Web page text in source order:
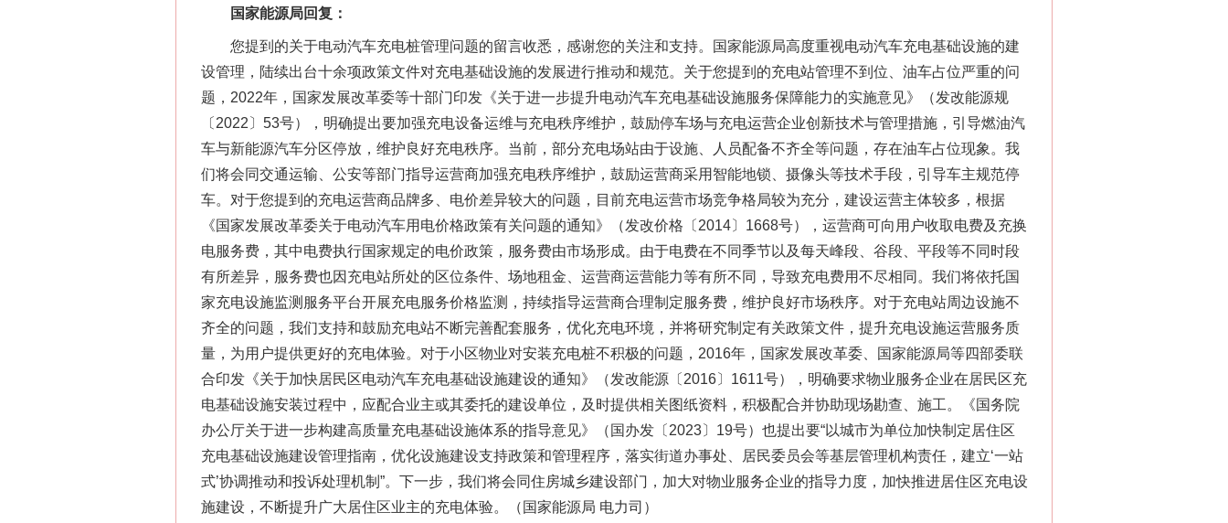
国家能源局回复：
您提到的关于电动汽车充电桩管理问题的留言收悉，感谢您的关注和支持。国家能源局高度重视电动汽车充电基础设施的建
设管理，陆续出台十余项政策文件对充电基础设施的发展进行推动和规范。关于您提到的充电站管理不到位、油车占位严重的问
题，2022年，国家发展改革委等十部门印发《关于进一步提升电动汽车充电基础设施服务保障能力的实施意见》（发改能源规
〔2022〕53号），明确提出要加强充电设备运维与充电秩序维护，鼓励停车场与充电运营企业创新技术与管理措施，引导燃油汽
车与新能源汽车分区停放，维护良好充电秩序。当前，部分充电场站由于设施、人员配备不齐全等问题，存在油车占位现象。我
们将会同交通运输、公安等部门指导运营商加强充电秩序维护，鼓励运营商采用智能地锁、摄像头等技术手段，引导车主规范停
车。对于您提到的充电运营商品牌多、电价差异较大的问题，目前充电运营市场竞争格局较为充分，建设运营主体较多，根据
《国家发展改革委关于电动汽车用电价格政策有关问题的通知》（发改价格〔2014〕1668号），运营商可向用户收取电费及充换
电服务费，其中电费执行国家规定的电价政策，服务费由市场形成。由于电费在不同季节以及每天峰段、谷段、平段等不同时段
有所差异，服务费也因充电站所处的区位条件、场地租金、运营商运营能力等有所不同，导致充电费用不尽相同。我们将依托国
家充电设施监测服务平台开展充电服务价格监测，持续指导运营商合理制定服务费，维护良好市场秩序。对于充电站周边设施不
齐全的问题，我们支持和鼓励充电站不断完善配套服务，优化充电环境，并将研究制定有关政策文件，提升充电设施运营服务质
量，为用户提供更好的充电体验。对于小区物业对安装充电桩不积极的问题，2016年，国家发展改革委、国家能源局等四部委联
合印发《关于加快居民区电动汽车充电基础设施建设的通知》（发改能源〔2016〕1611号），明确要求物业服务企业在居民区充
电基础设施安装过程中，应配合业主或其委托的建设单位，及时提供相关图纸资料，积极配合并协助现场勘查、施工。《国务院
办公厅关于进一步构建高质量充电基础设施体系的指导意见》（国办发〔2023〕19号）也提出要“以城市为单位加快制定居住区
充电基础设施建设管理指南，优化设施建设支持政策和管理程序，落实街道办事处、居民委员会等基层管理机构责任，建立‘一站
式’协调推动和投诉处理机制”。下一步，我们将会同住房城乡建设部门，加大对物业服务企业的指导力度，加快推进居住区充电设
施建设，不断提升广大居住区业主的充电体验。（国家能源局 电力司）